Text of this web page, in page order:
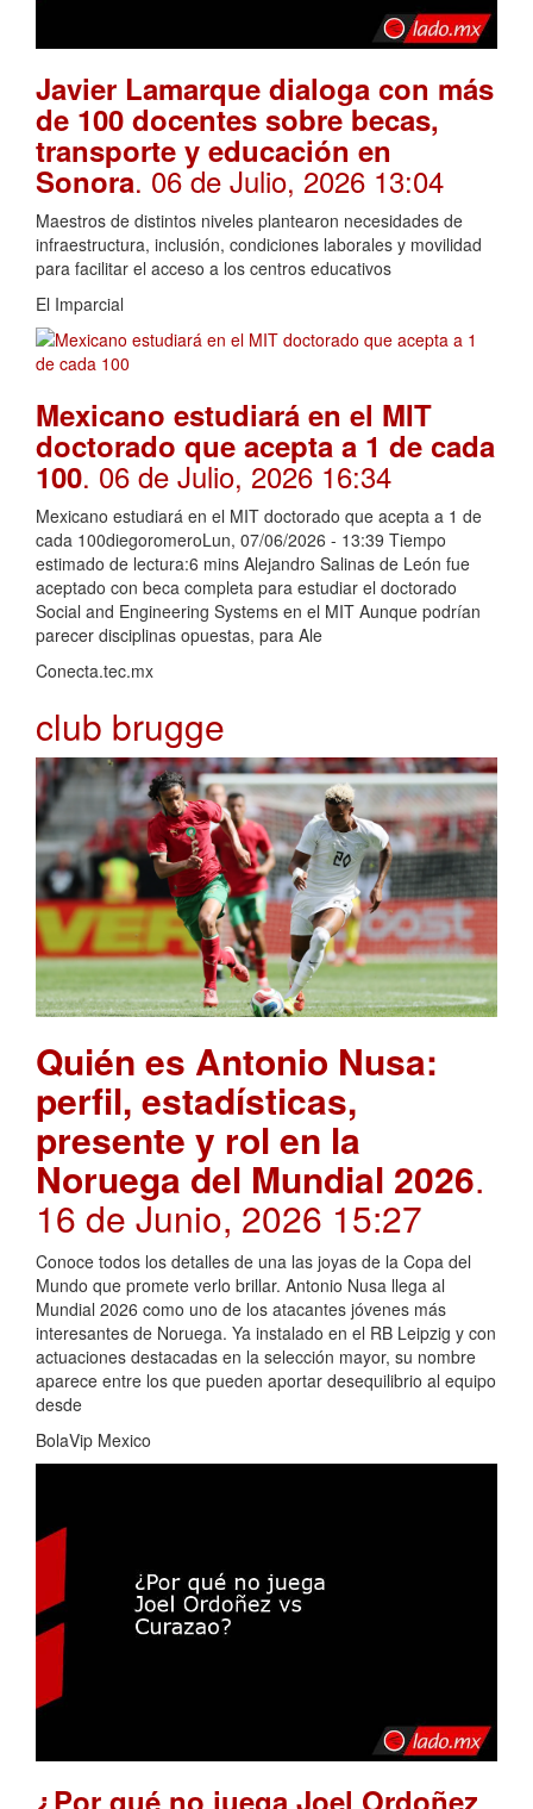
Javier Lamarque dialoga con más
de 100 docentes sobre becas,
transporte y educación en
Sonora. 06 de Julio, 2026 13:04
Maestros de distintos niveles plantearon necesidades de
infraestructura, inclusión, condiciones laborales y movilidad
para facilitar el acceso a los centros educativos
El Imparcial
Mexicano estudiará en el MIT
doctorado que acepta a 1 de cada
100. 06 de Julio, 2026 16:34
Mexicano estudiará en el MIT doctorado que acepta a 1 de
cada 100diegoromeroLun, 07/06/2026 - 13:39 Tiempo
estimado de lectura:6 mins Alejandro Salinas de León fue
aceptado con beca completa para estudiar el doctorado
Social and Engineering Systems en el MIT Aunque podrían
parecer disciplinas opuestas, para Ale
Conecta.tec.mx
club brugge
Quién es Antonio Nusa:
perfil, estadísticas,
presente y rol en la
Noruega del Mundial 2026.
16 de Junio, 2026 15:27
Conoce todos los detalles de una las joyas de la Copa del
Mundo que promete verlo brillar. Antonio Nusa llega al
Mundial 2026 como uno de los atacantes jóvenes más
interesantes de Noruega. Ya instalado en el RB Leipzig y con
actuaciones destacadas en la selección mayor, su nombre
aparece entre los que pueden aportar desequilibrio al equipo
desde
BolaVip Mexico
¿Por qué no juega Joel Ordoñez